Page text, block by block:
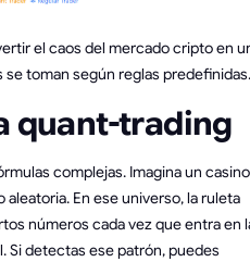
el caos del mercado cripto en
toman según reglas predefinidas.
quant-trading
complejas. Imagina un casino
En ese universo, la ruleta
números cada vez que entra en
Si detectas ese patrón, puedes